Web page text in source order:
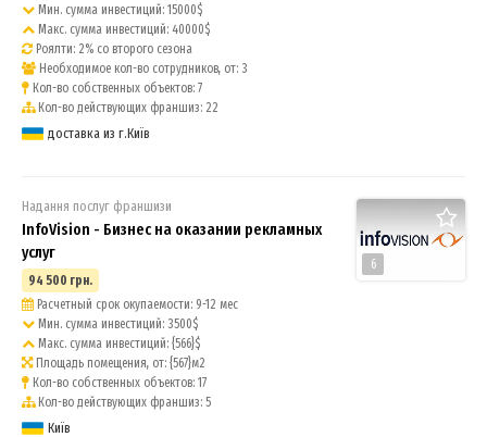
Мин. сумма инвестиций: 15000$
Макс. сумма инвестиций: 40000$
Роялти: 2% со второго сезона
Необходимое кол-во сотрудников, от: 3
Кол-во собственных объектов: 7
Кол-во действующих франшиз: 22
доставка из г.Київ
6
Надання послуг франшизи
InfoVision - Бизнес на оказании рекламных
услуг
94 500 грн.
Расчетный срок окупаемости: 9-12 мес
Мин. сумма инвестиций: 3500$
Макс. сумма инвестиций: {566}$
Площадь помещения, от: {567}м2
Кол-во собственных объектов: 17
Кол-во действующих франшиз: 5
Київ